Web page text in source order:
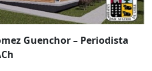
Guenchor – Periodista